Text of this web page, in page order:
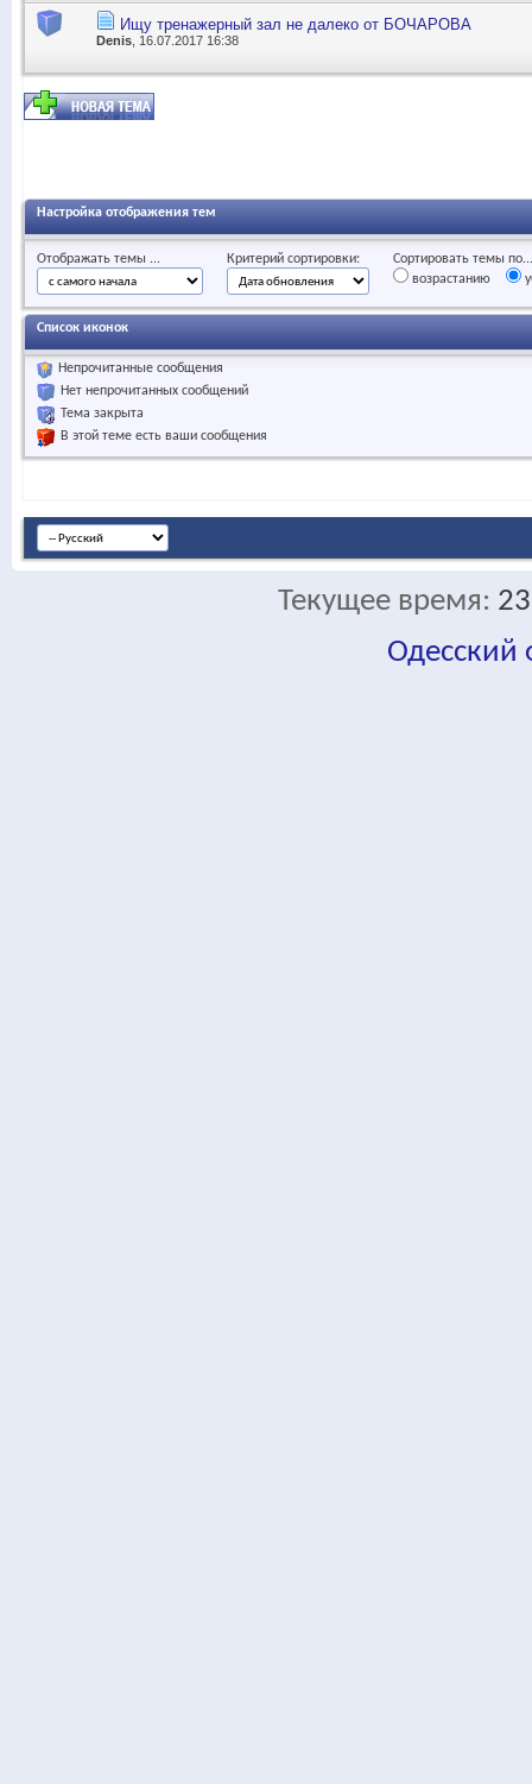
Ищу тренажерный зал не далеко от БОЧАРОВА
Denis , 16.07.2017 16:38
Настройка отображения тем
Отображать темы ... Критерий сортировки:
Сортировать темы по...
возрастанию
Список иконок
Непрочитанные сообщения
Нет непрочитанных сообщений
Тема закрыта
В этой теме есть ваши сообщения
Текущее время:
Одесский